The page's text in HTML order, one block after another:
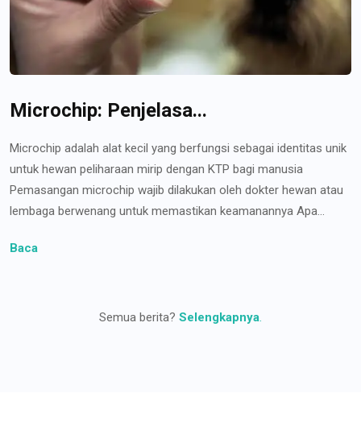
Microchip: Penjelasa...
Microchip adalah alat kecil yang berfungsi sebagai identitas unik
untuk hewan peliharaan mirip dengan KTP bagi manusia
Pemasangan microchip wajib dilakukan oleh dokter hewan atau
lembaga berwenang untuk memastikan keamanannya Apa...
Baca
Semua berita? Selengkapnya